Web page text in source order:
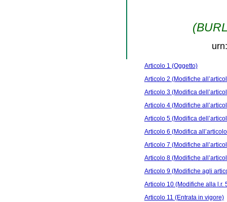
Articolo 1 (Oggetto)
Articolo 2 (Modifiche
Articolo 3 (Modifica
Articolo 4 (Modifiche
Articolo 5 (Modifica
Articolo 6 (Modifica
Articolo 7 (Modifiche
Articolo 8 (Modifiche
Articolo 9 (Modifiche agli
Articolo 10 (Modifiche alla l.r.
Articolo 11 (Entrata in vigore)